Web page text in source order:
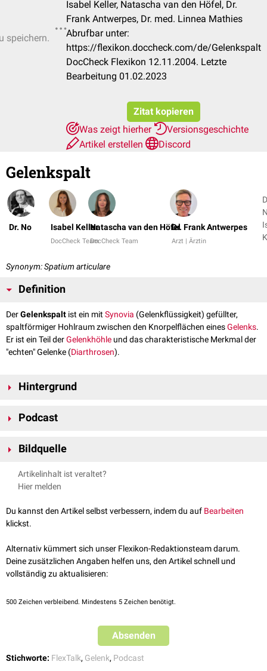
speichern.
Isabel Keller, Natascha van den Höfel, Dr.
Frank Antwerpes, Dr. med. Linnea Mathies
Abrufbar unter:
https://flexikon.doccheck.com/de/Gelenkspalt
DocCheck Flexikon 12.11.2004. Letzte
Bearbeitung 01.02.2023
Zitat kopieren
Was zeigt hierher
Versionsgeschichte
Artikel erstellen
Discord
Gelenkspalt
Dr. No Isabel Keller
DocCheck Team
Natascha van den Höfel
DocCheck Team
Dr. Frank Antwerpes
Arzt | Ärztin
Synonym: Spatium articulare
Definition
DerGelenkspalt ist ein mitSynovia (Gelenkflüssigkeit) gefüllter,
spaltförmiger Hohlraum zwischen den Knorpelflächen einesGelenks.
Er ist ein Teil derGelenkhöhle und das charakteristische Merkmal der
"echten" Gelenke (Diarthrosen).
Hintergrund
röntgenologische
oderGelenkerguss
PolyarthritisoderArthrose
siehe auch:Gelenkspaltverschmälerung
Podcast
FlexTalk – Gelenke und Blob
Bildquelle
Bildquelle Podcast: Bill Oxford / Unsplash
Artikelinhalt ist veraltet?
Hier melden
Du kannst den Artikel selbst verbessern, indem du auf Bearbeiten
klickst.
Alternativ kümmert sich unser Flexikon-Redaktionsteam darum.
Deine zusätzlichen Angaben helfen uns, den Artikel schnell und
vollständig zu aktualisieren:
500 Zeichen verbleibend. Mindestens 5 Zeichen benötigt.
Absenden
Stichworte: FlexTalk, Gelenk, Podcast